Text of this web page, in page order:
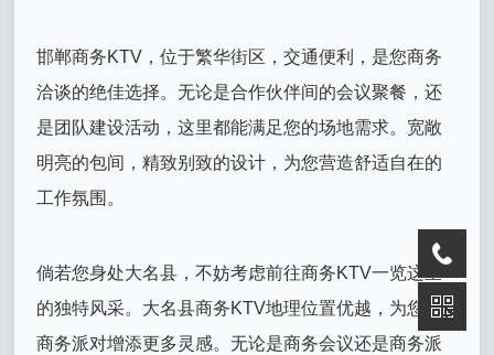
邯郸商务KTV，位于繁华街区，交通便利，是您商务
洽谈的绝佳选择。无论是合作伙伴间的会议聚餐，还
是团队建设活动，这里都能满足您的场地需求。宽敞
明亮的包间，精致别致的设计，为您营造舒适自在的
工作氛围。
倘若您身处大名县，不妨考虑前往商务KTV一览这里
的独特风采。大名县商务KTV地理位置优越，为您的
商务派对增添更多灵感。无论是商务会议还是商务派